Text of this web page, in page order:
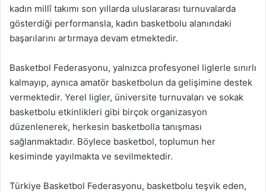
kadın millî takımı son yıllarda uluslararası turnuvalarda
gösterdiği performansla, kadın basketbolu alanındaki
başarılarını artırmaya devam etmektedir.
Basketbol Federasyonu, yalnızca profesyonel liglerle sınırlı
kalmayıp, aynıca amatör basketbolun da gelişimine destek
vermektedir. Yerel ligler, üniversite turnuvaları ve sokak
basketbolu etkinlikleri gibi birçok organizasyon
düzenlenerek, herkesin basketbolla tanışması
sağlanmaktadır. Böylece basketbol, toplumun her
kesiminde yayılmakta ve sevilmektedir.
Türkiye Basketbol Federasyonu, basketbolu teşvik eden,